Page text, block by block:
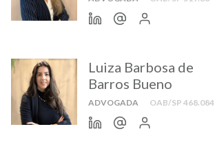
Luiza Barbosa de
Barros Bueno
ADVOGADA OAB/SP 468.084